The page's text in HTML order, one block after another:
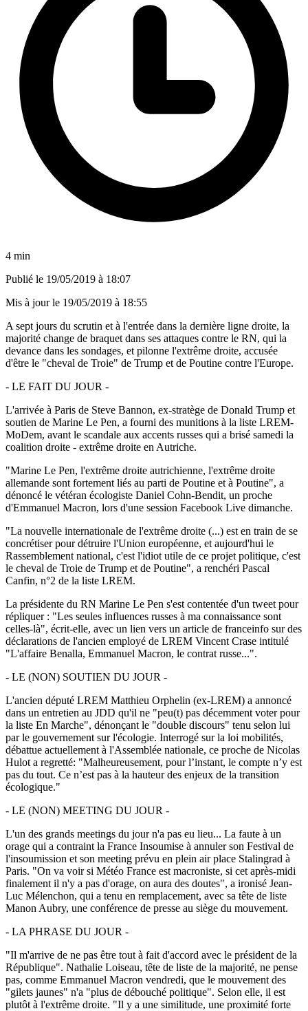
4 min
Publié le 19/05/2019 à 18:07
Mis à jour le 19/05/2019 à 18:55
A sept jours du scrutin et à l'entrée dans la dernière ligne droite, la
majorité change de braquet dans ses attaques contre le RN, qui la
devance dans les sondages, et pilonne l'extrême droite, accusée
d'être le "cheval de Troie" de Trump et de Poutine contre l'Europe.
- LE FAIT DU JOUR -
L'arrivée à Paris de Steve Bannon, ex-stratège de Donald Trump et
soutien de Marine Le Pen, a fourni des munitions à la liste LREM-
MoDem, avant le scandale aux accents russes qui a brisé samedi la
coalition droite - extrême droite en Autriche.
"Marine Le Pen, l'extrême droite autrichienne, l'extrême droite
allemande sont fortement liés au parti de Poutine et à Poutine", a
dénoncé le vétéran écologiste Daniel Cohn-Bendit, un proche
d'Emmanuel Macron, lors d'une session Facebook Live dimanche.
"La nouvelle internationale de l'extrême droite (...) est en train de se
concrétiser pour détruire l'Union européenne, et aujourd'hui le
Rassemblement national, c'est l'idiot utile de ce projet politique, c'est
le cheval de Troie de Trump et de Poutine", a renchéri Pascal
Canfin, n°2 de la liste LREM.
La présidente du RN Marine Le Pen s'est contentée d'un tweet pour
répliquer : "Les seules influences russes à ma connaissance sont
celles-là", écrit-elle, avec un lien vers un article de franceinfo sur des
déclarations de l'ancien employé de LREM Vincent Crase intitulé
"L'affaire Benalla, Emmanuel Macron, le contrat russe...".
- LE (NON) SOUTIEN DU JOUR -
L'ancien député LREM Matthieu Orphelin (ex-LREM) a annoncé
dans un entretien au JDD qu'il ne "peu(t) pas décemment voter pour
la liste En Marche", dénonçant le "double discours" tenu selon lui
par le gouvernement sur l'écologie. Interrogé sur la loi mobilités,
débattue actuellement à l'Assemblée nationale, ce proche de Nicolas
Hulot a regretté: "Malheureusement, pour l’instant, le compte n’y est
pas du tout. Ce n’est pas à la hauteur des enjeux de la transition
écologique."
- LE (NON) MEETING DU JOUR -
L'un des grands meetings du jour n'a pas eu lieu... La faute à un
orage qui a contraint la France Insoumise à annuler son Festival de
l'insoumission et son meeting prévu en plein air place Stalingrad à
Paris. "On va voir si Météo France est macroniste, si cet après-midi
finalement il n'y a pas d'orage, on aura des doutes", a ironisé Jean-
Luc Mélenchon, qui a tenu en remplacement, avec sa tête de liste
Manon Aubry, une conférence de presse au siège du mouvement.
- LA PHRASE DU JOUR -
"Il m'arrive de ne pas être tout à fait d'accord avec le président de la
République". Nathalie Loiseau, tête de liste de la majorité, ne pense
pas, comme Emmanuel Macron vendredi, que le mouvement des
"gilets jaunes" n'a "plus de débouché politique". Selon elle, il est
plutôt à l'extrême droite. "Il y a une similitude, une proximité forte